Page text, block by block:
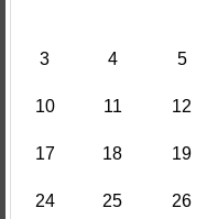
3 4 5
10 11 12
17 18 19
24 25 26